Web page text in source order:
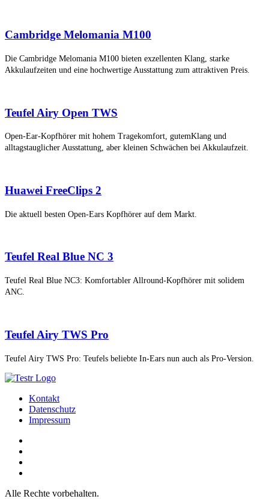
Cambridge Melomania M100
Die Cambridge Melomania M100 bieten exzellenten Klang, starke
Akkulaufzeiten und eine hochwertige Ausstattung zum attraktiven Preis.
Teufel Airy Open TWS
Open-Ear-Kopfhörer mit hohem Tragekomfort, gutemKlang und
alltagstauglicher Ausstattung, aber kleinen Schwächen bei Akkulaufzeit.
Huawei FreeClips 2
Die aktuell besten Open-Ears Kopfhörer auf dem Markt.
Teufel Real Blue NC 3
Teufel Real Blue NC3: Komfortabler Allround-Kopfhörer mit solidem
ANC.
Teufel Airy TWS Pro
Teufel Airy TWS Pro: Teufels beliebte In-Ears nun auch als Pro-Version.
Kontakt
Datenschutz
Impressum
Alle Rechte vorbehalten.